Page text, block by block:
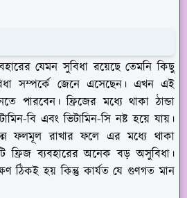
যেমন সুবিধা রয়েছে তেমনি কিছু
সম্পর্কে জেনে এসেছেন। এখন এই
পারবেন। ফ্রিজের মধ্যে থাকা ঠান্ডা
বি এবং ভিটামিন-সি নষ্ট হয়ে যায়।
ফলমূল রাখার ফলে এর মধ্যে থাকা
ফ্রিজ ব্যবহারের অনেক বড় অসুবিধা।
ঠিকই হয় কিন্তু কার্যত যে গুণগত মান